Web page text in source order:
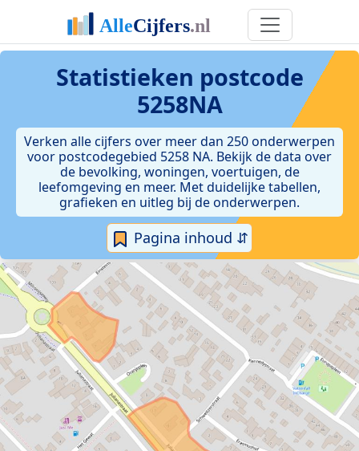
Statistieken postcode
5258NA
Verken alle cijfers over meer dan 250 onderwerpen
voor postcodegebied 5258 NA. Bekijk de data over
de bevolking, woningen, voertuigen, de
leefomgeving en meer. Met duidelijke tabellen,
grafieken en uitleg bij de onderwerpen.
Pagina inhoud ⇵